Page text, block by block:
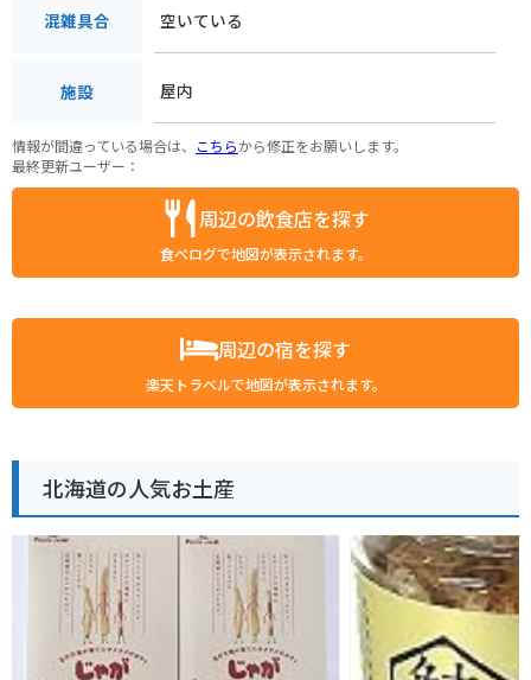
混雑具合 空いている
施設 屋内
情報が間違っている場合は、 こちらから修正をお願いします。
最終更新ユーザー：
周辺の飲食店を探す
食べログで地図が表示されます。
周辺の宿を探す
楽天トラベルで地図が表示されます。
北海道の人気お土産